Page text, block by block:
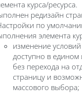
курса/ресурса.
редизайн
по
элемента
изменение
доступно в едином
без перехода на
страницу и
массового выбора;